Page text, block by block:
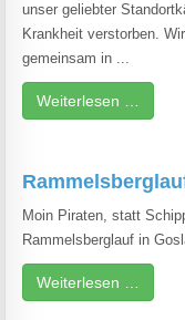
unser geliebter
Krankheit verstorben.
gemeinsam in ...
Weiterlesen …
Moin Piraten, statt
Rammelsberglauf in
Weiterlesen …